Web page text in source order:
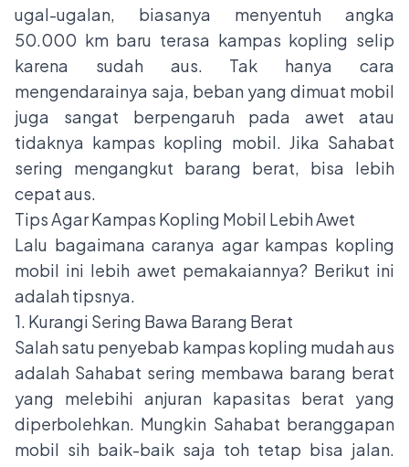
ugal-ugalan, biasanya menyentuh angka
50.000 km baru terasa kampas kopling selip
karena sudah aus. Tak hanya cara
mengendarainya saja, beban yang dimuat mobil
juga sangat berpengaruh pada awet atau
tidaknya kampas kopling mobil. Jika Sahabat
sering mengangkut barang berat, bisa lebih
cepat aus.
Tips Agar Kampas Kopling Mobil Lebih Awet
Lalu bagaimana caranya agar kampas kopling
mobil ini lebih awet pemakaiannya? Berikut ini
adalah tipsnya.
1. Kurangi Sering Bawa Barang Berat
Salah satu penyebab kampas kopling mudah aus
adalah Sahabat sering membawa barang berat
yang melebihi anjuran kapasitas berat yang
diperbolehkan. Mungkin Sahabat beranggapan
mobil sih baik-baik saja toh tetap bisa jalan.